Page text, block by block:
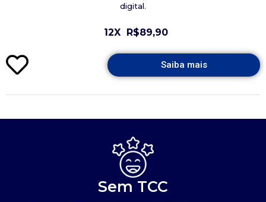
digital.
12X R$89,90
Saiba mais
Sem TCC